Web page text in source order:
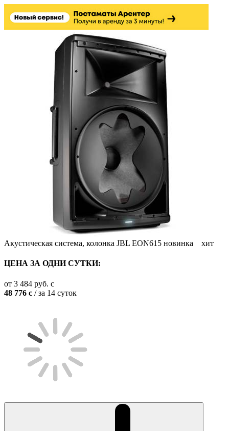
Акустическая система, колонка JBL EON615 новинка хит
ЦЕНА ЗА ОДНИ СУТКИ:
от 3 484 руб. c
48 776 c / за 14 суток